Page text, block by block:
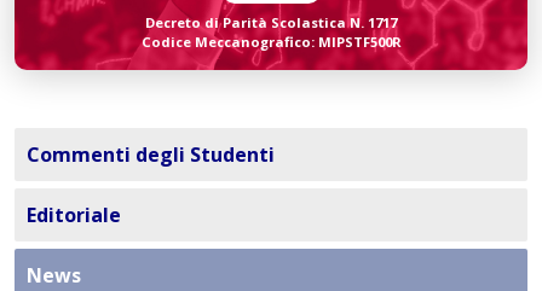
Decreto di Parità Scolastica N. 1717
Codice Meccanografico: MIPSTF500R
Commenti degli Studenti
Editoriale
News